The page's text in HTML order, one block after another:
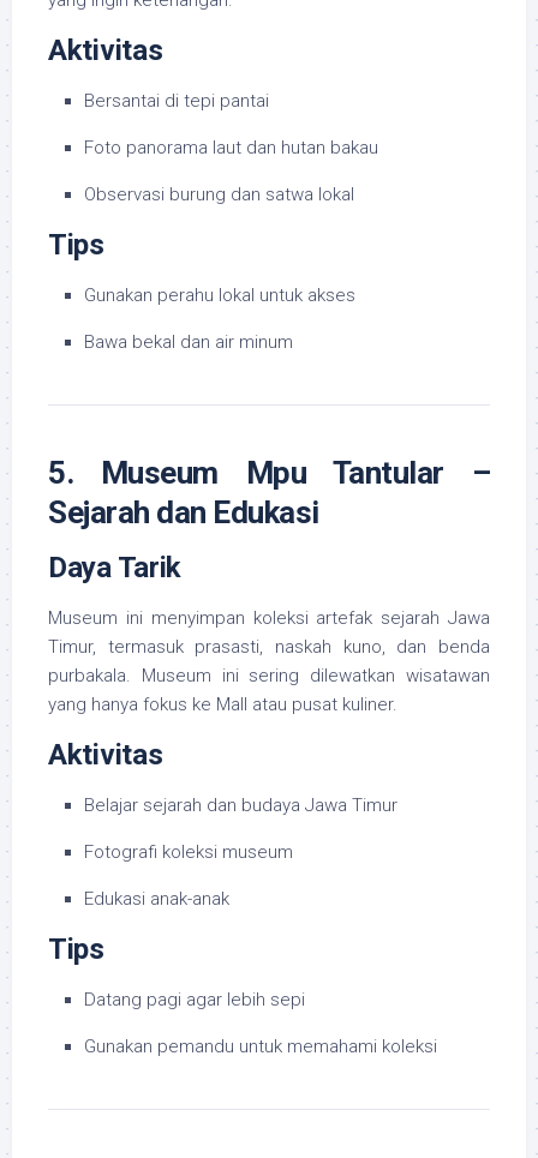
Aktivitas
Bersantai di tepi pantai
Foto panorama laut dan hutan bakau
Observasi burung dan satwa lokal
Tips
Gunakan perahu lokal untuk akses
Bawa bekal dan air minum
5. Museum Mpu Tantular –
Sejarah dan Edukasi
Daya Tarik
Museum ini menyimpan koleksi artefak sejarah Jawa
Timur, termasuk prasasti, naskah kuno, dan benda
purbakala. Museum ini sering dilewatkan wisatawan
yang hanya fokus ke Mall atau pusat kuliner.
Aktivitas
Belajar sejarah dan budaya Jawa Timur
Fotografi koleksi museum
Edukasi anak-anak
Tips
Datang pagi agar lebih sepi
Gunakan pemandu untuk memahami koleksi